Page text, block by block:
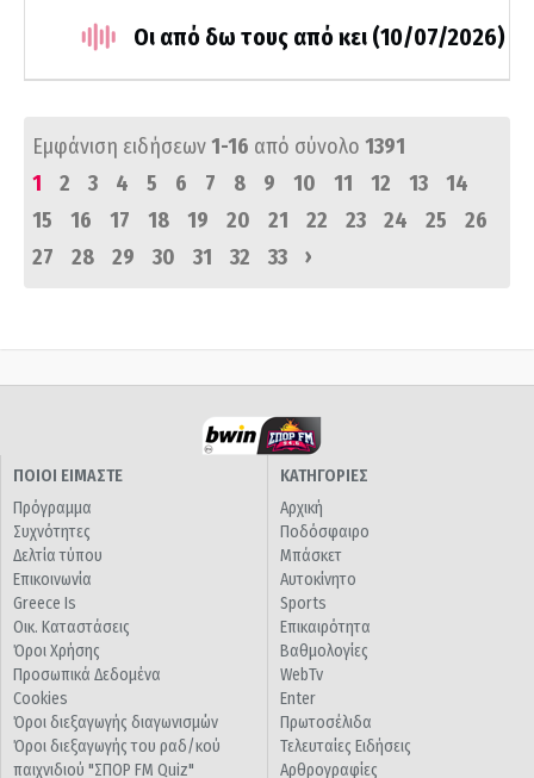
Οι από δω τους από κει (10/07/2026)
Εμφάνιση ειδήσεων1-16 από σύνολο 1391
1
2 3 4 5 6 7 8 9 10 11 12 13
14
15
16 17 18 19 20 21 22 23 24 25
26
27
28 29 30 31 32 33 ›
ΠΟΙΟΙ ΕΙΜΑΣΤΕ
Πρόγραμμα
Συχνότητες
Δελτία τύπου
Επικοινωνία
Greece Is
Οικ. Καταστάσεις
Όροι Χρήσης
Προσωπικά Δεδομένα
Cookies
Όροι διεξαγωγής διαγωνισμών
Όροι διεξαγωγής του ραδ/κού
παιχνιδιού "ΣΠΟΡ FM Quiz"
ΚΑΤΗΓΟΡΙΕΣ
Αρχική
Ποδόσφαιρο
Μπάσκετ
Αυτοκίνητο
Sports
Επικαιρότητα
Βαθμολογίες
WebTv
Enter
Πρωτοσέλιδα
Τελευταίες Ειδήσεις
Αρθρογραφίες